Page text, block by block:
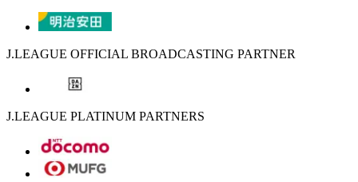
J.LEAGUE OFFICIAL BROADCASTING PARTNER
J.LEAGUE PLATINUM PARTNERS